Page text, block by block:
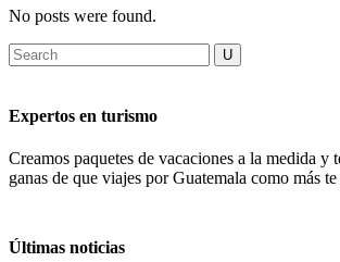
No posts were found.
Expertos en turismo
Creamos paquetes de vacaciones a la medida y
ganas de que viajes por Guatemala como más te
Últimas noticias